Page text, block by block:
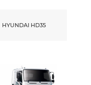
HYUNDAI HD35